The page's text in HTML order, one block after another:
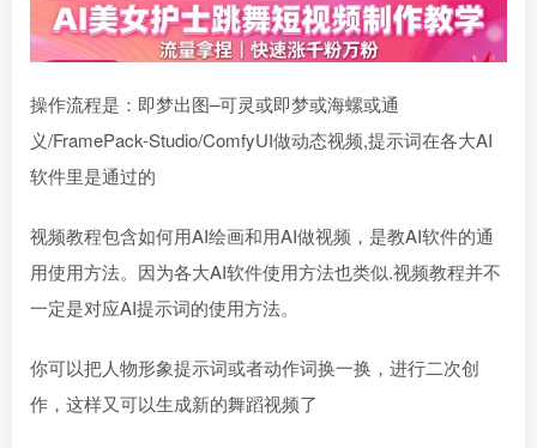
操作流程是：即梦出图–可灵或即梦或海螺或通
义/FramePack-Studio/ComfyUI做动态视频,提示词在各大AI
软件里是通过的
视频教程包含如何用AI绘画和用AI做视频，是教AI软件的通
用使用方法。因为各大AI软件使用方法也类似.视频教程并不
一定是对应AI提示词的使用方法。
你可以把人物形象提示词或者动作词换一换，进行二次创
作，这样又可以生成新的舞蹈视频了